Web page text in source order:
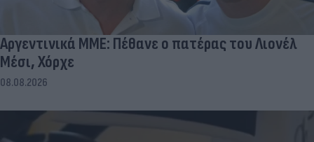
Αργεντινικά ΜΜΕ: Πέθανε ο πατέρας του Λιονέλ
Μέσι, Χόρχε
08.08.2026